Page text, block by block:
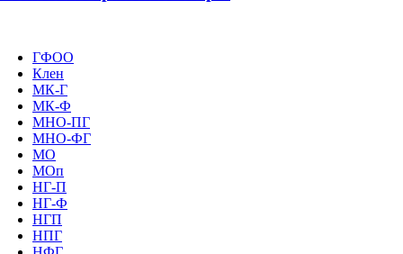
ГФОО
Клен
МК-Г
МК-Ф
МНО-ПГ
МНО-ФГ
МО
МОп
НГ-П
НГ-Ф
НГП
НПГ